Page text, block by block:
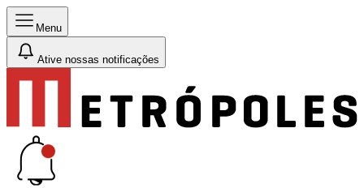
Menu
Ative nossas notificações